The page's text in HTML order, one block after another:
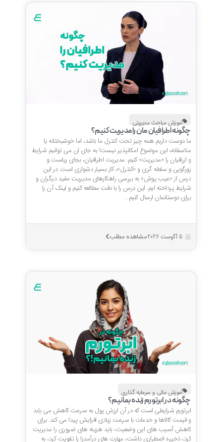
آموزش مباحث مدیریتی
چگونه اطرافیان مان را مدیریت کنیم؟
ما دوست داریم همه چیز تحت کنترل ما باشد، اما خوشبختانه یا
متاسفانه، این موضوع امکانپذیر نیست! به جای ان می توانیم شرایط
و ازرافیان را «مدیریت» کنیم. مدیریت اطرافیان، بجای ریاست و
زورگویی و سلطه گری و «کنترل»، کار بسیار دشواری است. در این
درس از «عیب پوش» به بررسی راهکارهای مدیریت مفید دیگران و
شرایط پرداخته ایم. این درس را با دقت مطالعه کنیم و لینک آن را
برای دوستانمان ارسال کنیم…
مشاهده مطلب
آموزش مالی و سرمایه گذاری
چگونه در ابرتورم زنده بمانیم؟
ابرتورم شرایطی است که در آن ارزش پول به سرعت کاهش می یابد
و قیمت کالاها و خدمات با سرعت زیادی افزایش پیدا می کند. برای
کاهش آسیب های این وضعیت، باید هزینه های ضروری را مدیریت
کرد، ذخیره اضطراری داشت، مهارت های درآمدزا را تقویت کرد، به